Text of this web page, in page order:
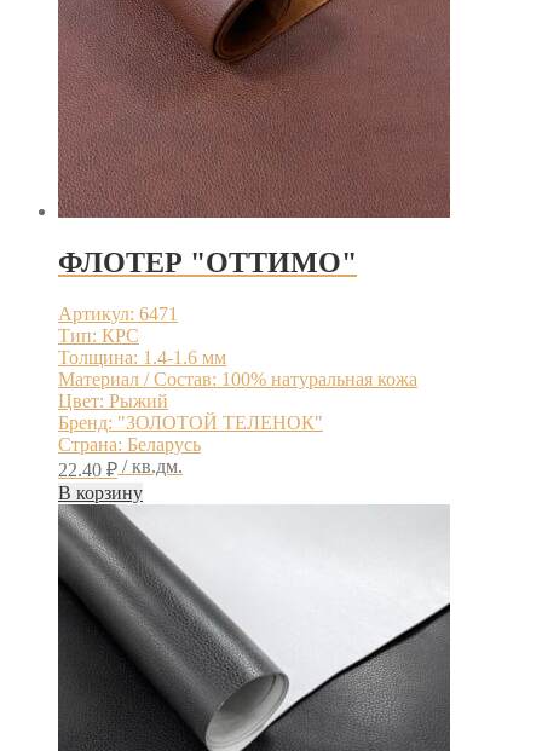
ФЛОТЕР "ОТТИМО"
Артикул: 6471
Тип: КРС
Толщина: 1.4-1.6 мм
Материал / Состав: 100% натуральная кожа
Цвет: Рыжий
Бренд: "ЗОЛОТОЙ ТЕЛЕНОК"
Страна: Беларусь
22.40 ₽ / кв.дм.
В корзину